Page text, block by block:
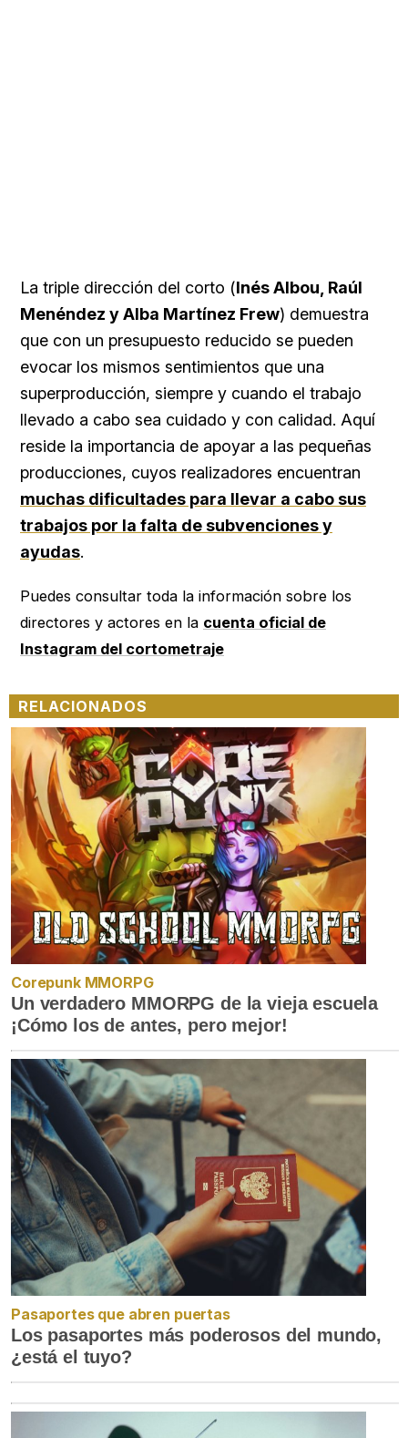
La triple dirección del corto (Inés Albou, Raúl
Menéndez y Alba Martínez Frew) demuestra
que con un presupuesto reducido se pueden
evocar los mismos sentimientos que una
superproducción, siempre y cuando el trabajo
llevado a cabo sea cuidado y con calidad. Aquí
reside la importancia de apoyar a las pequeñas
producciones, cuyos realizadores encuentran
muchas dificultades para llevar a cabo sus
trabajos por la falta de subvenciones y
ayudas.
Puedes consultar toda la información sobre los
directores y actores en la cuenta oficial de
Instagram del cortometraje
RELACIONADOS
Corepunk MMORPG
Un verdadero MMORPG de la vieja escuela
¡Cómo los de antes, pero mejor!
Pasaportes que abren puertas
Los pasaportes más poderosos del mundo,
¿está el tuyo?